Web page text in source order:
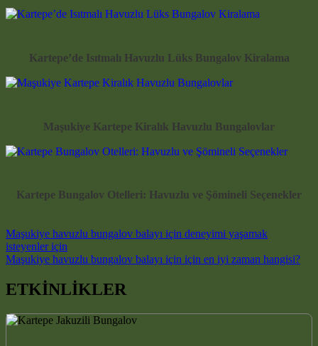
Kartepe’de Isıtmalı Havuzlu Lüks Bungalov Kiralama
Maşukiye Kartepe Kiralık Havuzlu Bungalovlar
Kartepe Bungalov Otelleri: Havuzlu ve Şömineli Seçenekler
Post navigation
Maşukiye havuzlu bungalov balayı için deneyimi yaşamak
isteyenler için
Maşukiye havuzlu bungalov balayı için için en iyi zaman hangisi?
ETKİNLİKLER